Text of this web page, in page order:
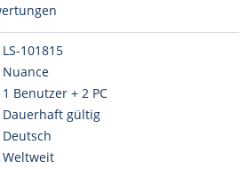
LS-101815
Nuance
1 Benutzer + 2 PC
Dauerhaft gültig
Deutsch
Weltweit